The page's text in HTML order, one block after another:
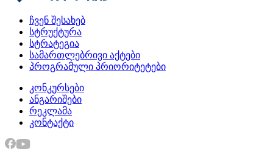
ჩვენ შესახებ
სტრუქტურა
სტრატეგია
სამართლებრივი აქტები
პროგრამული პრიორიტეტები
კონკურსები
ანგარიშები
რეკლამა
კონტაქტი